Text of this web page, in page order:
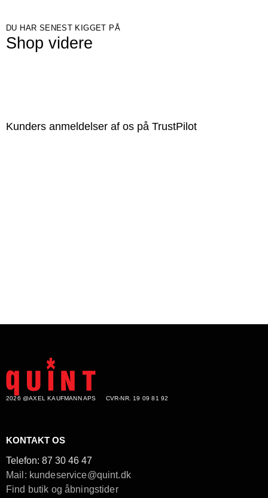
DU HAR SENEST KIGGET PÅ
Shop videre
Kunders anmeldelser af os på TrustPilot
2026 @AXEL KAUFMANN APS CVR-NR. 19 09 81 92
KONTAKT OS
Telefon: 87 30 46 47
Mail: kundeservice@quint.dk
Find butik og åbningstider